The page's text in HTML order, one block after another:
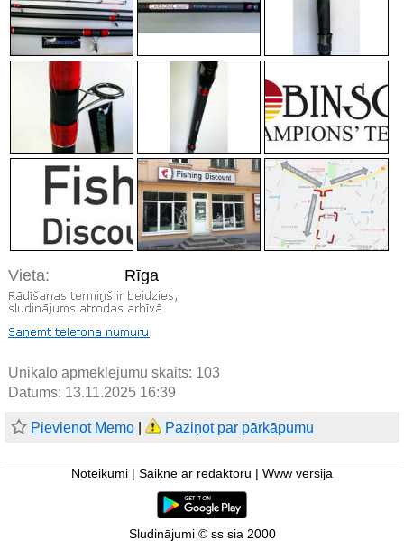
Vieta: Rīga
Unikālo apmeklējumu skaits: 103
Datums: 13.11.2025 16:39
Pievienot Memo Paziņot par pārkāpumu
Noteikumi Saikne ar redaktoru Www versija
Sludinājumi © ss sia 2000